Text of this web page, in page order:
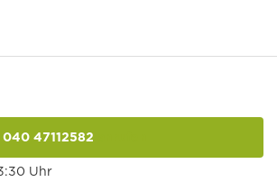
040 47112582
Uhr